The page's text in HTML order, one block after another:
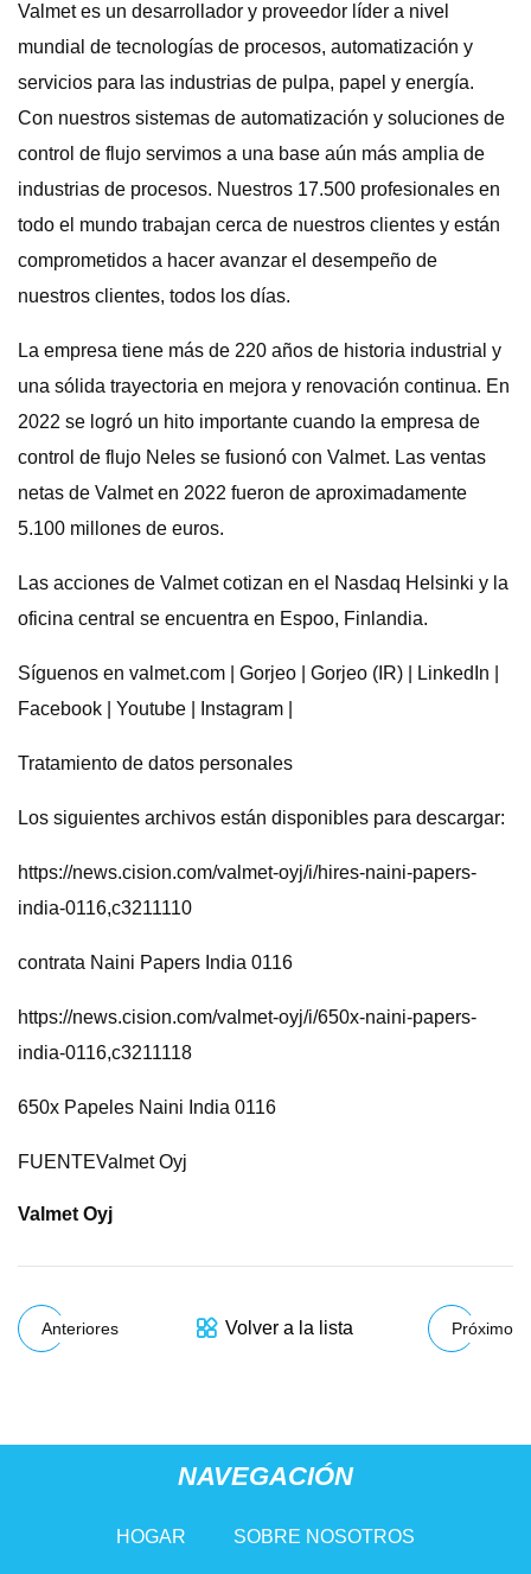
Valmet es un desarrollador y proveedor líder a nivel
mundial de tecnologías de procesos, automatización y
servicios para las industrias de pulpa, papel y energía.
Con nuestros sistemas de automatización y soluciones de
control de flujo servimos a una base aún más amplia de
industrias de procesos. Nuestros 17.500 profesionales en
todo el mundo trabajan cerca de nuestros clientes y están
comprometidos a hacer avanzar el desempeño de
nuestros clientes, todos los días.
La empresa tiene más de 220 años de historia industrial y
una sólida trayectoria en mejora y renovación continua. En
2022 se logró un hito importante cuando la empresa de
control de flujo Neles se fusionó con Valmet. Las ventas
netas de Valmet en 2022 fueron de aproximadamente
5.100 millones de euros.
Las acciones de Valmet cotizan en el Nasdaq Helsinki y la
oficina central se encuentra en Espoo, Finlandia.
Síguenos en valmet.com | Gorjeo | Gorjeo (IR) | LinkedIn |
Facebook | Youtube | Instagram |
Tratamiento de datos personales
Los siguientes archivos están disponibles para descargar:
https://news.cision.com/valmet-oyj/i/hires-naini-papers-
india-0116,c3211110
contrata Naini Papers India 0116
https://news.cision.com/valmet-oyj/i/650x-naini-papers-
india-0116,c3211118
650x Papeles Naini India 0116
FUENTEValmet Oyj
Valmet Oyj
Anteriores Volver a la lista Próximo
NAVEGACIÓN
HOGAR SOBRE NOSOTROS